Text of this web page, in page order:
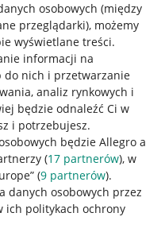
osobowych (między
przeglądarki), możemy
wyświetlane treści.
informacji na
do nich i przetwarzanie
analiz rynkowych i
będzie odnaleźć Ci w
i potrzebujesz.
będzie Allegro a
(17 partnerów), w
(9 partnerów).
danych osobowych przez
ich politykach ochrony